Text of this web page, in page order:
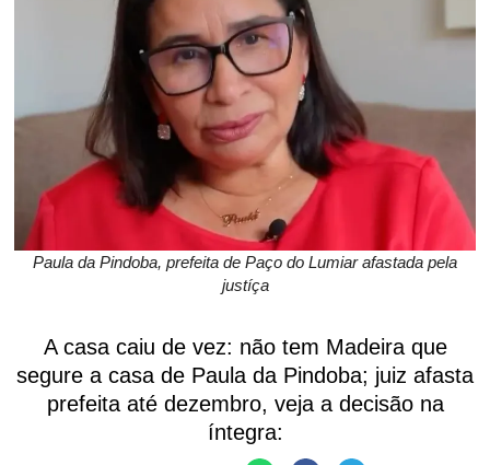
Paula da Pindoba, prefeita de Paço do Lumiar afastada pela
justíça
A casa caiu de vez: não tem Madeira que
segure a casa de Paula da Pindoba; juiz afasta
prefeita até dezembro, veja a decisão na
íntegra: